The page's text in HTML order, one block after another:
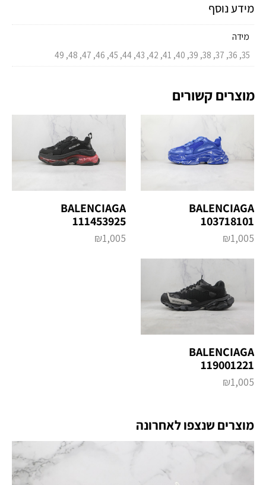
מידע נוסף
מידה
35, 36, 37, 38, 39, 40, 41, 42, 43, 44, 45, 46, 47, 48, 49
מוצרים קשורים
BALENCIAGA
103718101
₪1,005
BALENCIAGA
111453925
₪1,005
BALENCIAGA
119001221
₪1,005
מוצרים שנצפו לאחרונה